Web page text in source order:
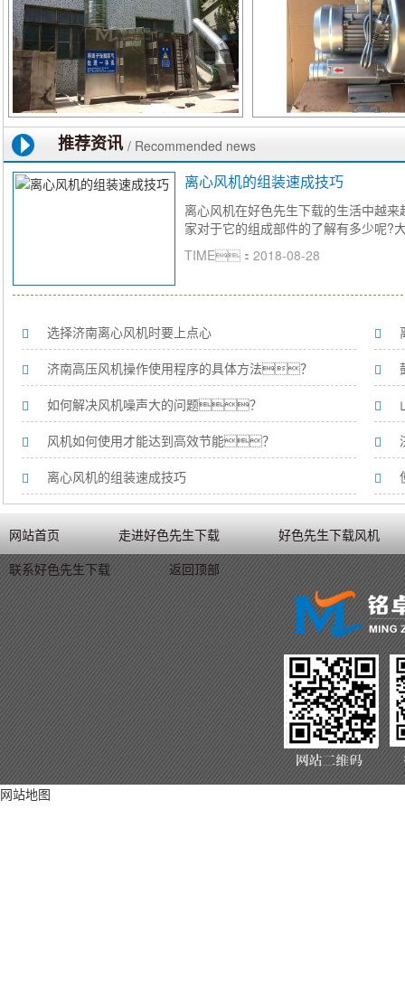
推荐资讯 / Recommended news
离心风机的组装速成技巧
离心风机在好色先生下载的生活中
家对于它的组成部件的了解有多少呢?
TIME：2018-08-28
选择济南离心风机时要上点心
济南高压风机操作使用程序的具体方法？
如何解决风机噪声大的问题？
风机如何使用才能达到高效节能？
离心风机的组装速成技巧
网站首页 走进好色先生下载
好色先生下载风机
联系好色先生下载
返回顶部
网站地图